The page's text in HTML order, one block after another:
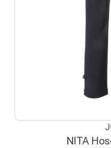
NITA